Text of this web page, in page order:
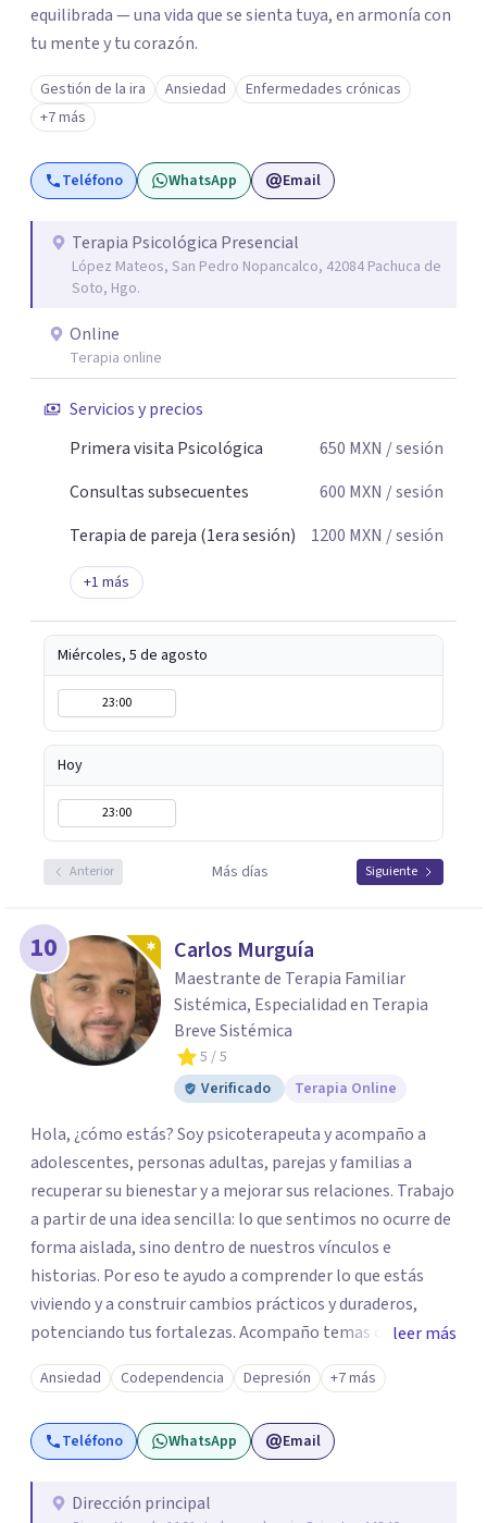
equilibrada — una vida que se sienta tuya, en armonía con
tu mente y tu corazón.
Gestión de la ira Ansiedad
Enfermedades crónicas
+7 más
Teléfono WhatsApp Email
Terapia Psicológica Presencial
López Mateos, San Pedro Nopancalco, 42084 Pachuca de
Soto, Hgo.
Online
Terapia online
Servicios y precios
Primera visita Psicológica
650 MXN / sesión
Consultas subsecuentes
600 MXN / sesión
Terapia de pareja (1era sesión)
1200 MXN / sesión
+1 más
Miércoles, 5 de agosto
23:00
Hoy
23:00
Anterior Más días Siguiente
10 Carlos Murguía
Maestrante de Terapia Familiar
Sistémica, Especialidad en Terapia
Breve Sistémica
5 / 5
Verificado
Terapia Online
Hola, ¿cómo estás? Soy psicoterapeuta y acompaño a
adolescentes, personas adultas, parejas y familias a
recuperar su bienestar y a mejorar sus relaciones. Trabajo
a partir de una idea sencilla: lo que sentimos no ocurre de
forma aislada, sino dentro de nuestros vínculos e
historias. Por eso te ayudo a comprender lo que estás
viviendo y a construir cambios prácticos y duraderos,
potenciando tus fortalezas. Acompaño temas como
ansiedad, depresión, duelo, autoestima, estrés laboral y
dificultades de pareja o familia. Brindo psicoterapia
presencial en Guadalajara y también en línea. Si sientes
que es momento de dar el primer paso, puedes agendar
Psicoterapia individual -Terapia familiar -Terapia de
leer más
Ansiedad Codependencia Depresión +7 más
Teléfono WhatsApp Email
Dirección principal